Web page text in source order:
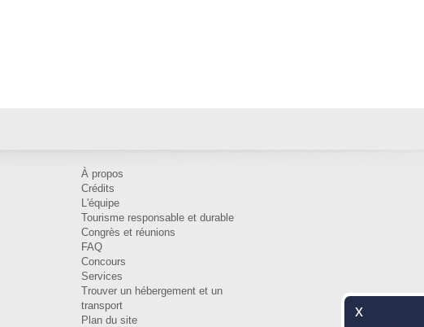
À propos
Crédits
L'équipe
Tourisme responsable et durable
Congrès et réunions
FAQ
Concours
Services
Trouver un hébergement et un
transport
Plan du site
x